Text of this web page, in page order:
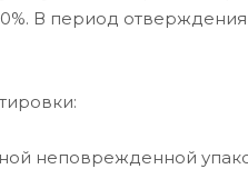
В период
неповрежденной